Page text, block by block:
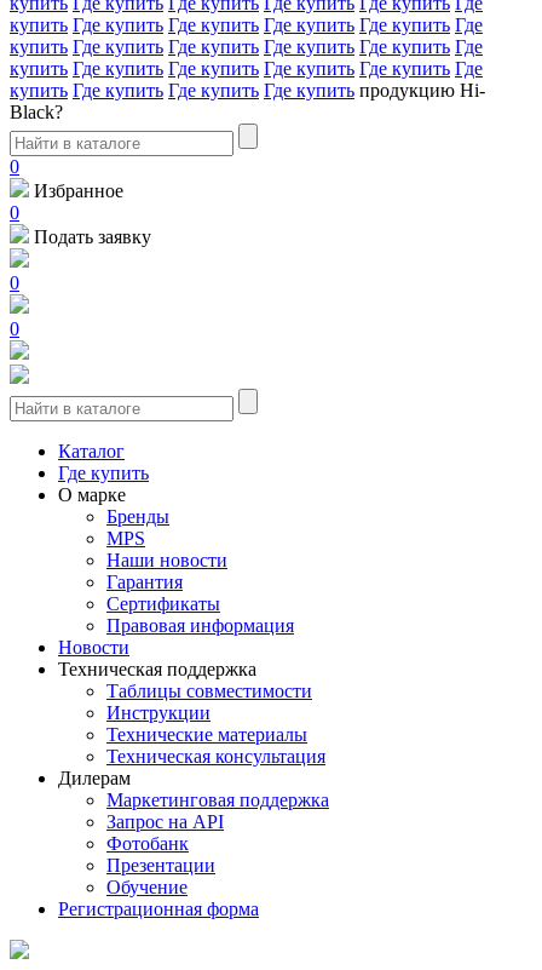
купить Где купить Где купить Где купить Где купить Где
купить Где купить Где купить Где купить Где купить Где
купить Где купить Где купить Где купить Где купить Где
купить Где купить Где купить Где купить продукцию Hi-
Black?
0
Избранное
0
Подать заявку
0
0
Каталог
Где купить
О марке
Бренды
MPS
Наши новости
Гарантия
Сертификаты
Правовая информация
Новости
Техническая поддержка
Таблицы совместимости
Инструкции
Технические материалы
Техническая консультация
Дилерам
Маркетинговая поддержка
Запрос на API
Фотобанк
Презентации
Обучение
Регистрационная форма